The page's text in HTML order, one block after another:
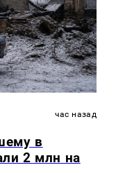
час назад
в
2 млн на